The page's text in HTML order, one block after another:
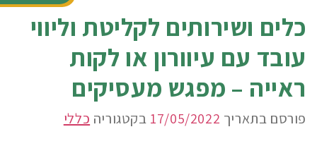
כלים ושירותים לקליטת וליווי
עובד עם עיוורון או לקות
ראייה – מפגש מעסיקים
פורסם בתאריך 17/05/2022 בקטגוריה כללי